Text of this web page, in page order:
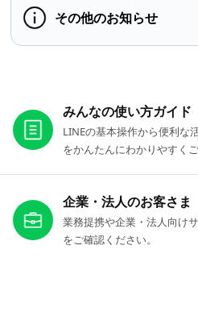
その他のお知らせ
みんなの使い方ガイド
LINEの基本操作から便利な
をかんたんにわかりやすく
企業・法人のお客さま
業務提携や企業・法人向け
をご確認ください。